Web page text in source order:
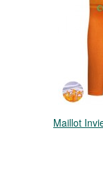
Maillot